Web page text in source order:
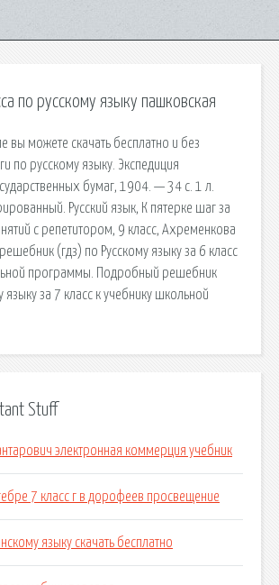
по русскому языку пашковская
вы можете скачать бесплатно и без
по русскому языку. Экспедиция
бумаг, 1904. — 34 с. 1 л.
Русский язык, К пятерке шаг за
с репетитором, 9 класс, Ахременкова
(гдз) по Русскому языку за 6 класс
программы. Подробный решебник
языку за 7 класс к учебнику школьной
Stuff
электронная коммерция учебник
7 класс г в дорофеев просвещение
языку скачать бесплатно